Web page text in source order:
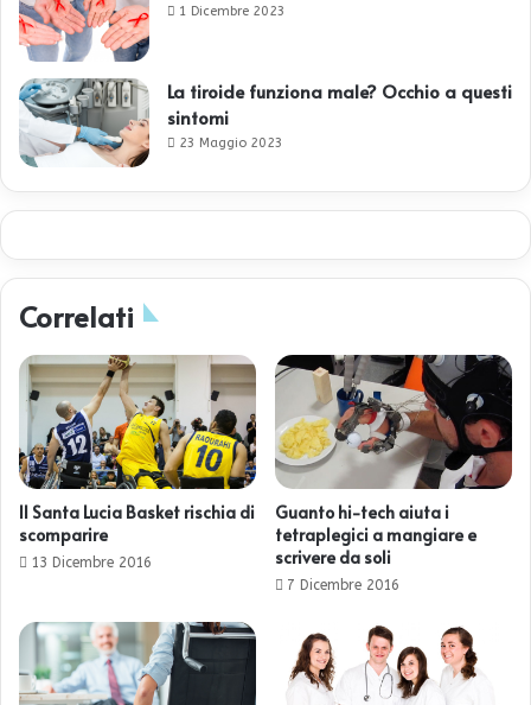
1 Dicembre 2023
La tiroide funziona male? Occhio a questi
sintomi
23 Maggio 2023
Correlati
Il Santa Lucia Basket rischia di
scomparire
13 Dicembre 2016
Guanto hi-tech aiuta i
tetraplegici a mangiare e
scrivere da soli
7 Dicembre 2016